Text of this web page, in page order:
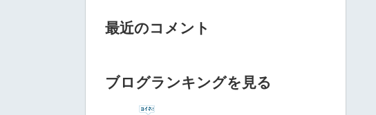
最近のコメント
ブログランキングを見る